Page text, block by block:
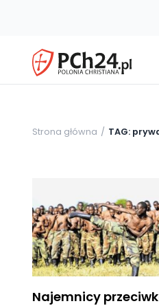
Strona główna TAG:
Najemnicy